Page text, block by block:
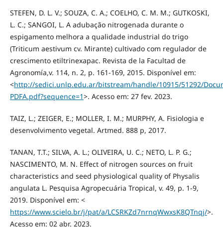
STEFEN, D. L. V.; SOUZA, C. A.; COELHO, C. M. M.; GUTKOSKI,
L. C.; SANGOI, L. A adubação nitrogenada durante o
espigamento melhora a qualidade industrial do trigo
(Triticum aestivum cv. Mirante) cultivado com regulador de
crescimento etiltrinexapac. Revista de la Facultad de
Agronomía,v. 114, n. 2, p. 161-169, 2015. Disponível em:
<http://sedici.unlp.edu.ar/bitstream/handle/10915/51292/
PDFA.pdf?sequence=1>. Acesso em: 27 fev. 2023.
TAIZ, L.; ZEIGER, E.; MOLLER, I. M.; MURPHY, A. Fisiologia e
desenvolvimento vegetal. Artmed. 888 p, 2017.
TANAN, T.T.; SILVA, A. L.; OLIVEIRA, U. C.; NETO, L. P. G.;
NASCIMENTO, M. N. Effect of nitrogen sources on fruit
characteristics and seed physiological quality of Physalis
angulata L. Pesquisa Agropecuária Tropical, v. 49, p. 1-9,
2019. Disponível em: <
https://www.scielo.br/j/pat/a/LCSRKZd7nrnqWwxsK8QTnqj/>.
Acesso em: 02 abr. 2023.